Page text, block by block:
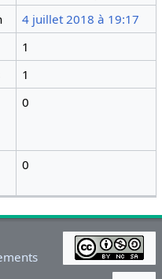
4 juillet 2018 à 19:17
1
1
0
0